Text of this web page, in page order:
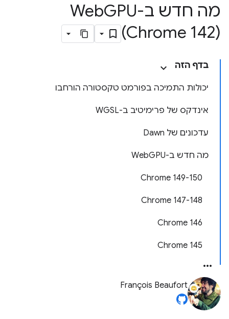
מה חדש ב-Web
(Chrome 142)
בדף הזה
יכולות התמיכה בפורמט טקסטורה הורחבו
אינדקס של פרימיטיב ב-WGSL
עדכונים של Dawn
מה חדש ב-WebGPU
‫Chrome 149-150
‫Chrome 147-148
Chrome 146
Chrome 145
François Beaufort